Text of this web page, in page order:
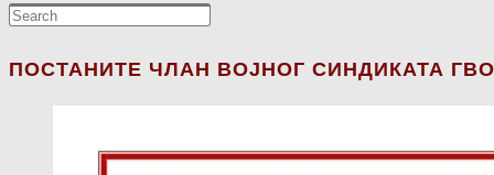
ПОСТАНИТЕ ЧЛАН ВОЈНОГ СИНДИКАТА